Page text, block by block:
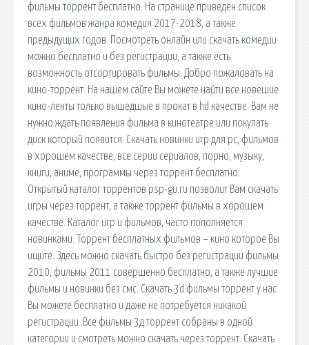
фильмы торрент бесплатно. На странице приведен список
всех фильмов жанра комедия 2017-2018, а также
предыдущих годов. Посмотреть онлайн или скачать комедии
можно бесплатно и без регистрации, а также есть
возможность отсортировать фильмы. Добро пожаловать на
кино-торрент. На нашем сайте Вы можете найти все новешие
кино-ленты только вышедшые в прокат в hd качестве. Вам не
нужно ждать появления фильма в кинотеатре или покупать
диск который появится. Скачать новинки игр для pc, фильмов
в хорошем качестве, все серии сериалов, порно, музыку,
книги, аниме, программы через торрент бесплатно.
Открытый каталог торрентов psp-gu.ru позволит Вам скачать
игры через торрент, а также торрент фильмы в хорошем
качестве. Каталог игр и фильмов, часто пополняется
новинками. Торрент бесплатных фильмов – кино которое Вы
ищите. Здесь можно скачать быстро без регистрации фильмы
2010, фильмы 2011 совершенно бесплатно, а также лучшие
фильмы и новинки без смс. Cкачать 3d фильмы торрент у нас
Вы можете бесплатно и даже не потребуется никакой
регистрации. Все фильмы 3д торрент собраны в одной
категории и смотреть можно скачать через торрент. Скачать